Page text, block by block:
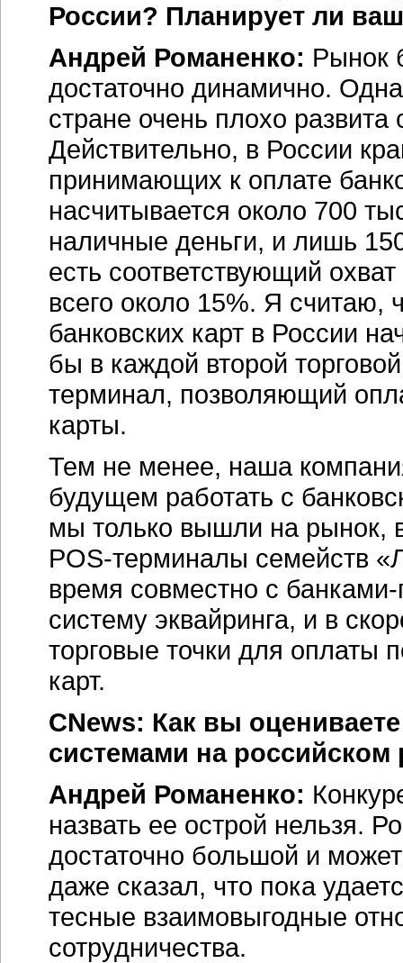
России? Планирует ли
Андрей Романенко: Рынок
достаточно динамично.
стране очень плохо
Действительно, в России
принимающих к оплате
насчитывается около 700
наличные деньги, и лишь
есть соответствующий
всего около 15%. Я считаю,
банковских карт в России
бы в каждой второй
терминал, позволяющий
карты.
Тем не менее, наша
будущем работать с
мы только вышли на рынок,
POS-терминалы семейств
время совместно с
систему эквайринга, и в
торговые точки для оплаты
карт.
CNews: Как вы
системами на российском
Андрей Романенко:
назвать ее острой нельзя.
достаточно большой и
даже сказал, что пока
тесные взаимовыгодные
сотрудничества.